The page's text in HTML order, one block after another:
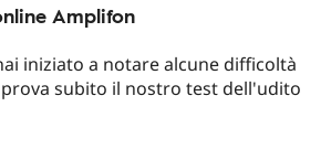
Amplifon
iniziato a notare alcune difficoltà
subito il nostro test dell'udito